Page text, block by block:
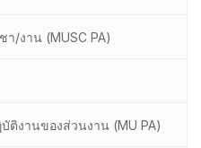
/งาน (MUSC PA)
งานของส่วนงาน (MU PA)